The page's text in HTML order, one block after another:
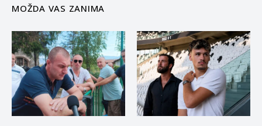
MOŽDA VAS ZANIMA